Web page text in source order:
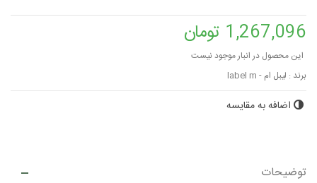
1,267,096 تومان
این محصول در انبار موجود نیست
برند : لیبل ام - label m
اضافه به مقایسه
توضیحات